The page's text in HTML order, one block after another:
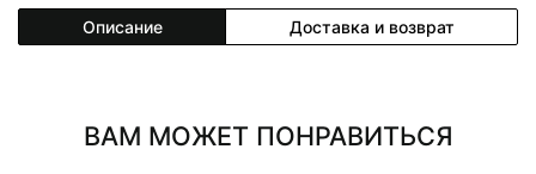
Описание Доставка и возврат
ВАМ МОЖЕТ ПОНРАВИТЬСЯ